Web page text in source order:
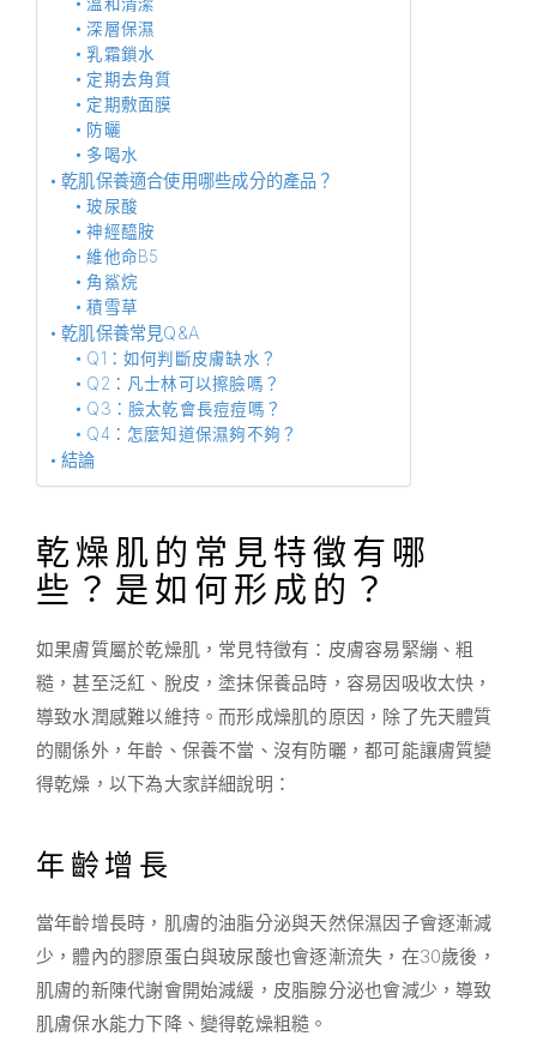
溫和清潔
深層保濕
乳霜鎖水
定期去角質
定期敷面膜
防曬
多喝水
乾肌保養適合使用哪些成分的產品？
玻尿酸
神經醯胺
維他命B5
角鯊烷
積雪草
乾肌保養常見Q&A
Q1：如何判斷皮膚缺水？
Q2：凡士林可以擦臉嗎？
Q3：臉太乾會長痘痘嗎？
Q4：怎麼知道保濕夠不夠？
結論
乾燥肌的常見特徵有哪
些？是如何形成的？
如果膚質屬於乾燥肌，常見特徵有：皮膚容易緊繃、粗
糙，甚至泛紅、脫皮，塗抹保養品時，容易因吸收太快，
導致水潤感難以維持。而形成燥肌的原因，除了先天體質
的關係外，年齡、保養不當、沒有防曬，都可能讓膚質變
得乾燥，以下為大家詳細說明：
年齡增長
當年齡增長時，肌膚的油脂分泌與天然保濕因子會逐漸減
少，體內的膠原蛋白與玻尿酸也會逐漸流失，在30歲後，
肌膚的新陳代謝會開始減緩，皮脂腺分泌也會減少，導致
肌膚保水能力下降、變得乾燥粗糙。